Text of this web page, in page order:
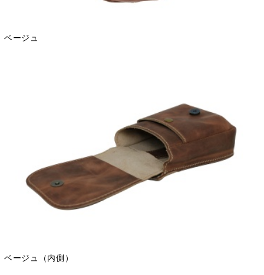
ベージュ
ベージュ（内側）